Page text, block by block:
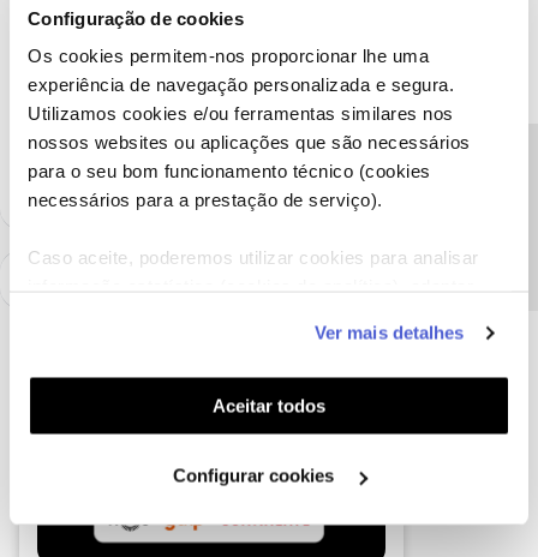
Configuração de cookies
Os cookies permitem-nos proporcionar lhe uma
experiência de navegação personalizada e segura.
Utilizamos cookies e/ou ferramentas similares nos
nossos websites ou aplicações que são necessários
para o seu bom funcionamento técnico (cookies
necessários para a prestação de serviço).
Caso aceite, poderemos utilizar cookies para analisar
funcionalidades (cookies de personalização e
funcionalidade) e adaptar anúncios aos seus interesses
(cookies de publicidade personalizada). Pode gerir a
utilização dos cookies clicando em "Configurar
Ver mais detalhes
Aceitar todos
Configurar cookies
Ajude a comunidade a encontrar informação relevante. Marque
como "Melhor Resposta" e faça "Like" nos melhores comentários.
sempre a par das ultimas novidades.